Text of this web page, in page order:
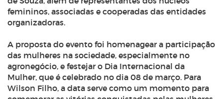
femininos, associadas e cooperadas das entidades
organizadoras.
A proposta do evento foi homenagear a participação
das mulheres na sociedade, especialmente no
agronegócio, e festejar o Dia Internacional da
Mulher, que é celebrado no dia 08 de março. Para
Wilson Filho, a data serve como um momento para